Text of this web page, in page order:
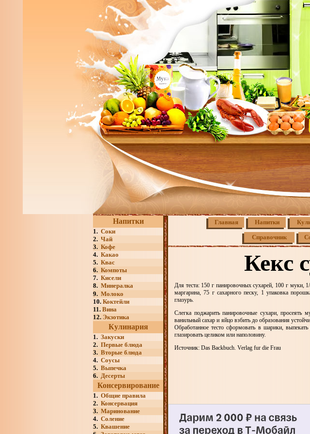
Напитки
1. Соки
2. Чай
3. Кофе
4. Какао
5. Квас
6. Компоты
7. Кисели
8. Минералка
9. Молоко
10. Коктейли
11. Вина
12. Экзотика
Кулинария
1. Закуски
2. Первые блюда
3. Вторые блюда
4. Соусы
5. Выпечка
6. Десерты
Консервирование
1. Общие правила
2. Консервация
3. Маринование
4. Соление
5. Квашение
Главная Напитки
Справочник
Кекс
Для теста: 150 г панировочных сухарей, 100 г
маргарина, 75 г сахарного песку, 1 упаковка
глазурь.
Слегка поджарить панировочные сухари,
ванильный сахар и яйцо взбить до образования
Обработанное тесто сформовать в шарики,
глазировать целиком или наполовину.
Источник: Das Backbuch. Verlag fur die Frau